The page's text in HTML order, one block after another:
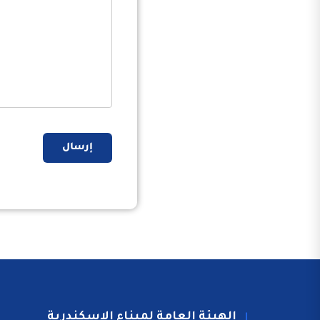
إرسال
الهيئة العامة لميناء الاسكندرية